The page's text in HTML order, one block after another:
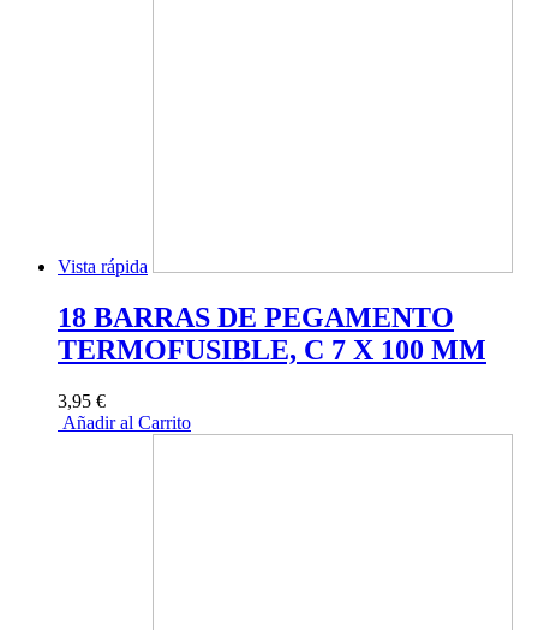
Vista rápida
18 BARRAS DE PEGAMENTO
TERMOFUSIBLE, C 7 X 100 MM
3,95 €
Añadir al Carrito